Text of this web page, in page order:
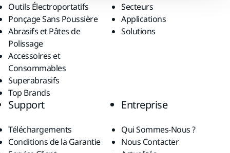
Outils Électroportatifs
Ponçage Sans Poussière
Abrasifs et Pâtes de
Polissage
Accessoires et
Consommables
Superabrasifs
Top Brands
Secteurs
Applications
Solutions
Support
Téléchargements
Conditions de la Garantie
Entreprise
Qui Sommes-Nous ?
Nous Contacter